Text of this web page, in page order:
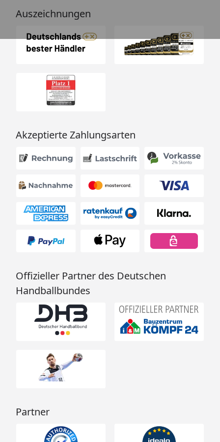
Auszeichnungen
Akzeptierte Zahlungsarten
Offizieller Partner des Deutschen
Handballbundes
Partner